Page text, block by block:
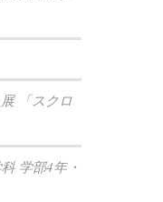
「スクロ
学部4年・